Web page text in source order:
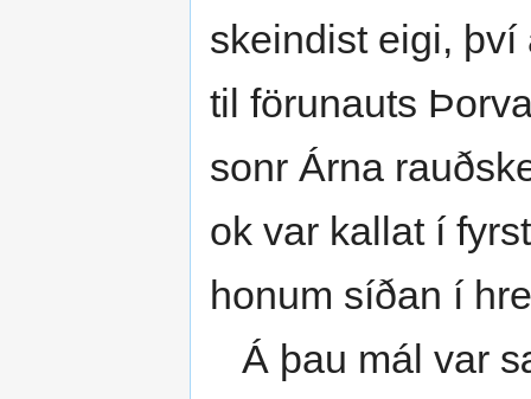
skeindist eigi,
til förunauts
sonr Árna
ok var kallat í
honum síðan í
Á þau mál var